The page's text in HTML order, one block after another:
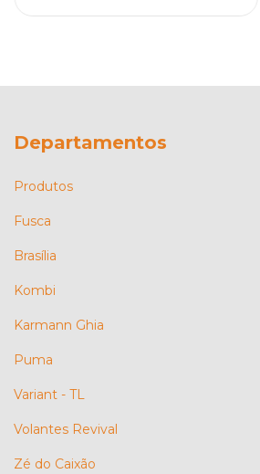
Departamentos
Produtos
Fusca
Brasília
Kombi
Karmann Ghia
Puma
Variant - TL
Volantes Revival
Zé do Caixão